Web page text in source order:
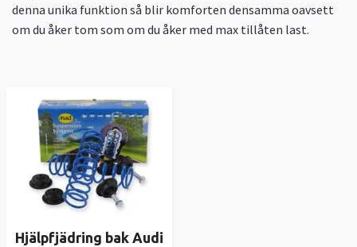
denna unika funktion så blir komforten densamma oavsett
om du åker tom som om du åker med max tillåten last.
Hjälpfjädring bak Audi